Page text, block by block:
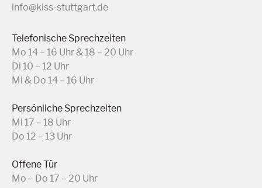
info@kiss-stuttgart.de
Telefonische Sprechzeiten
Mo 14 – 16 Uhr & 18 – 20 Uhr
Di 10 – 12 Uhr
Mi & Do 14 – 16 Uhr
Persönliche Sprechzeiten
Mi 17 – 18 Uhr
Do 12 – 13 Uhr
Offene Tür
Mo – Do 17 – 20 Uhr